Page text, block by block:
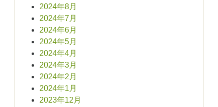
2024年8月
2024年7月
2024年6月
2024年5月
2024年4月
2024年3月
2024年2月
2024年1月
2023年12月